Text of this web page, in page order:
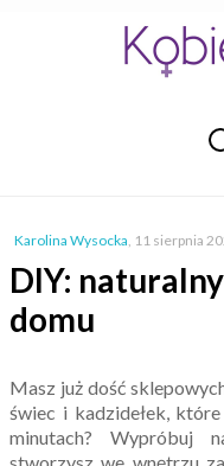
Karolina Wysocka, 11 sierpnia
DIY:
domu
Masz już dość
świec i kadzidełek,
minutach? Wypróbuj